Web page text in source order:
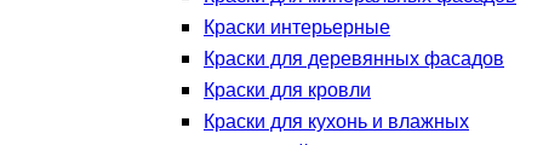
Краски интерьерные
Краски для деревянных фасадов
Краски для кровли
Краски для кухонь и влажных